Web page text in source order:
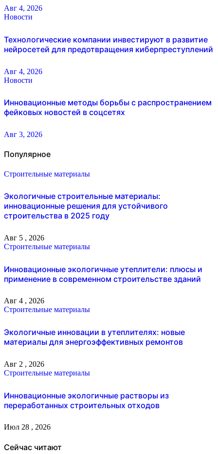
Авг 4, 2026
Новости
Технологические компании инвестируют в развитие
нейросетей для предотвращения киберпреступлений
Авг 4, 2026
Новости
Инновационные методы борьбы с распространением
фейковых новостей в соцсетях
Авг 3, 2026
Популярное
Строительные материалы
Экологичные строительные материалы:
инновационные решения для устойчивого
строительства в 2025 году
Авг 5 , 2026
Строительные материалы
Инновационные экологичные утеплители: плюсы и
применение в современном строительстве зданий
Авг 4 , 2026
Строительные материалы
Экологичные инновации в утеплителях: новые
материалы для энергоэффективных ремонтов
Авг 2 , 2026
Строительные материалы
Инновационные экологичные растворы из
переработанных строительных отходов
Июл 28 , 2026
Сейчас читают